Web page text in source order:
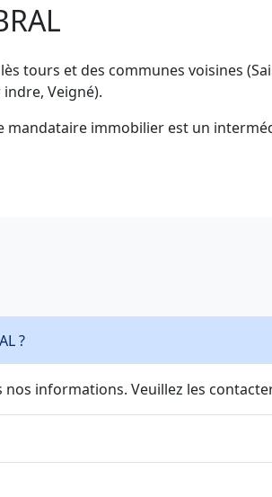
tours et des communes voisines
Veigné).
mandataire immobilier est un
?
nos informations. Veuillez les